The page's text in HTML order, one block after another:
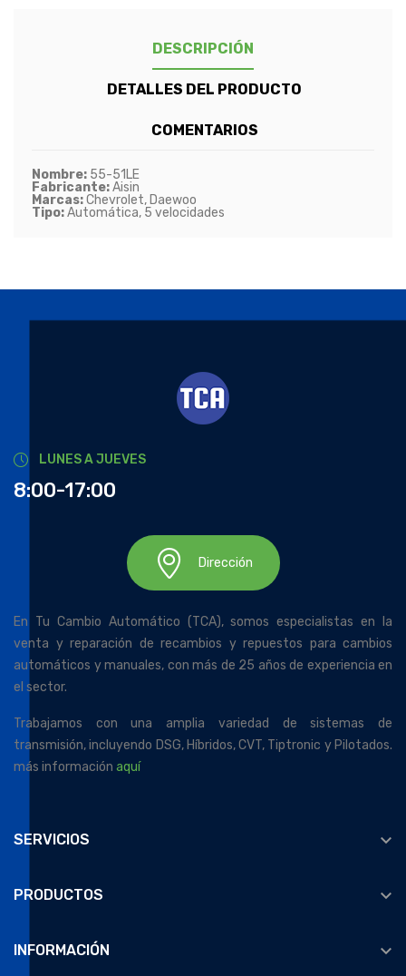
DESCRIPCIÓN
DETALLES DEL PRODUCTO
COMENTARIOS
Nombre: 55-51LE
Fabricante:Aisin
Marcas:Chevrolet, Daewoo
Tipo:Automática, 5 velocidades
LUNES A JUEVES
8:00-17:00
Dirección
En Tu Cambio Automático (TCA), somos especialistas en la
venta y reparación de recambios y repuestos para cambios
automáticos y manuales, con más de 25 años de experiencia en
el sector.
Trabajamos con una amplia variedad de sistemas de
transmisión, incluyendo DSG, Híbridos, CVT, Tiptronic y Pilotados.
más información aquí
SERVICIOS 
PRODUCTOS 
INFORMACIÓN 